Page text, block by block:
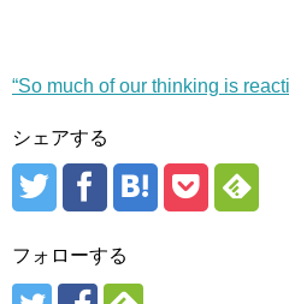
“So much of our thinking is
シェアする
フォローする